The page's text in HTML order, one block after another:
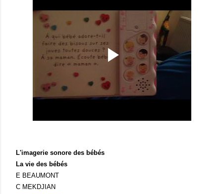
L'imagerie sonore des bébés
La vie des bébés
E BEAUMONT
C MEKDJIAN